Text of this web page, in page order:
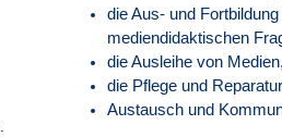
die Aus- und
mediendidaktischen
die Ausleihe von Medien,
die Pflege und
Austausch und